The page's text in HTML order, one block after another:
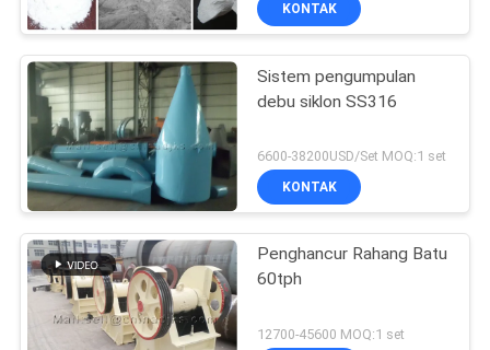
KONTAK
Sistem pengumpulan
debu siklon SS316
6600-38200USD/Set MOQ:1 set
KONTAK
Penghancur Rahang Batu
60tph
12700-45600 MOQ:1 set